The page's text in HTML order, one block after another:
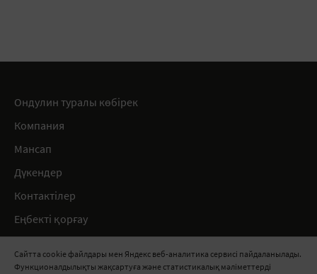
Сайтта cookie файлдары мен Яндекс веб-аналитика сервисі пайдаланылады.
Функционалдылықты жақсартуға және статистикалық мәліметтерді
8 800 511 91 82
Ондулин туралы көбірек
Компания
Мансап
Дүкендер
Контактілер
Еңбекті қорғау